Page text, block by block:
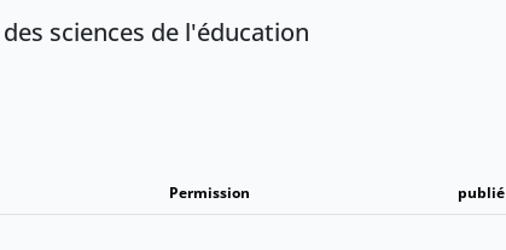
sciences de l'éducation
Permission publié